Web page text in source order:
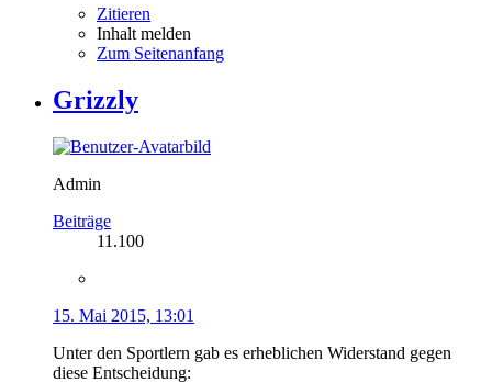
Zitieren
Inhalt melden
Zum Seitenanfang
Grizzly
Admin
Beiträge
11.100
15. Mai 2015, 13:01
Unter den Sportlern gab es erheblichen Widerstand gegen
diese Entscheidung: